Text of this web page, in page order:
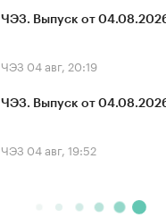
ЧЭЗ. Выпуск от
ЧЭЗ 04 авг, 20:19
ЧЭЗ. Выпуск от
ЧЭЗ 04 авг, 19:52